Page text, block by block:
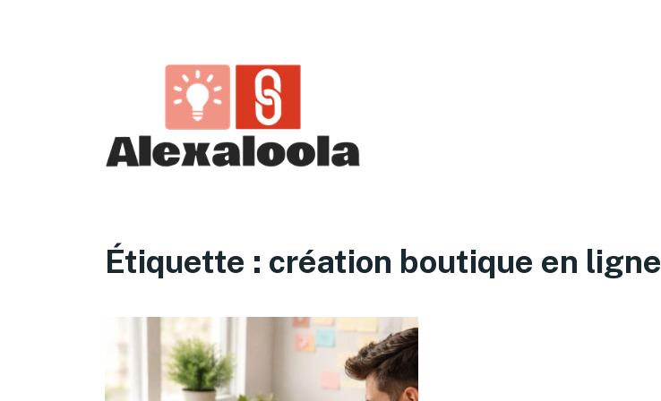
Étiquette : création boutique en ligne